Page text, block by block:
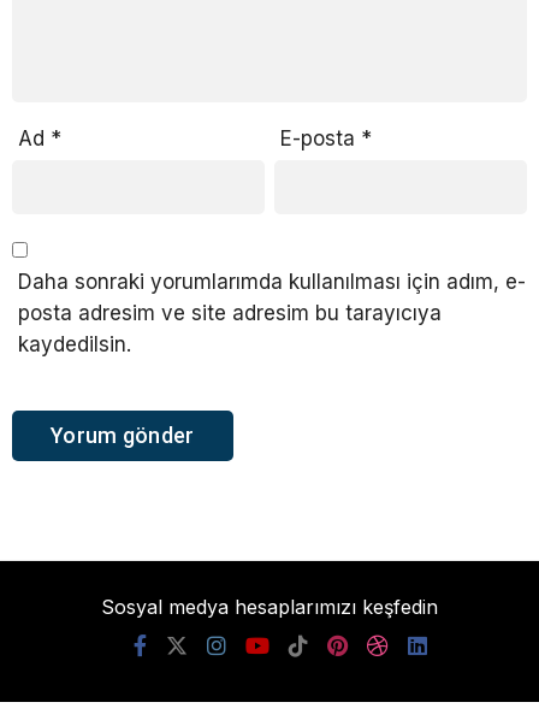
Ad * E-posta *
Daha sonraki yorumlarımda kullanılması için adım, e-
posta adresim ve site adresim bu tarayıcıya
kaydedilsin.
Sosyal medya hesaplarımızı keşfedin